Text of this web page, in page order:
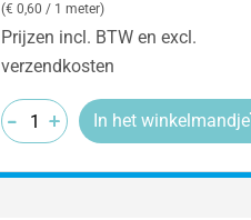
(€ 0,60 / 1 meter)
Prijzen incl. BTW en excl.
verzendkosten
-
-
- +
+
+ In het winkelmandje